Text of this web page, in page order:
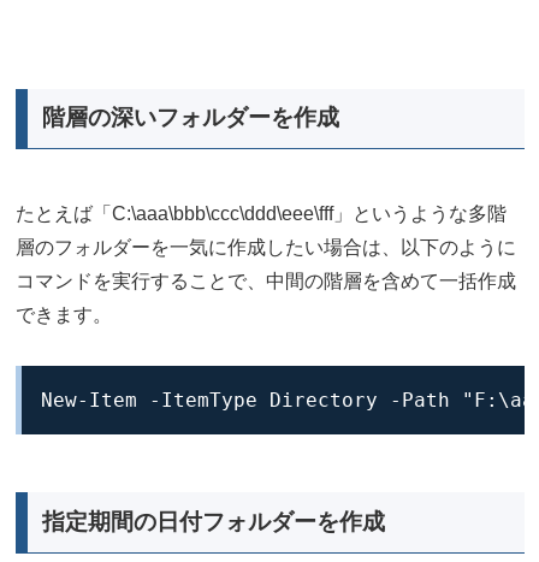
階層の深いフォルダーを作成
たとえば「C:\aaa\bbb\ccc\ddd\eee\fff」というような多階
層のフォルダーを一気に作成したい場合は、以下のように
コマンドを実行することで、中間の階層を含めて一括作成
できます。
New-Item -ItemType Directory -Path
指定期間の日付フォルダーを作成